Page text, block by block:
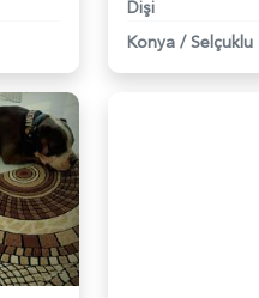
Dişi
Konya / Selçuklu